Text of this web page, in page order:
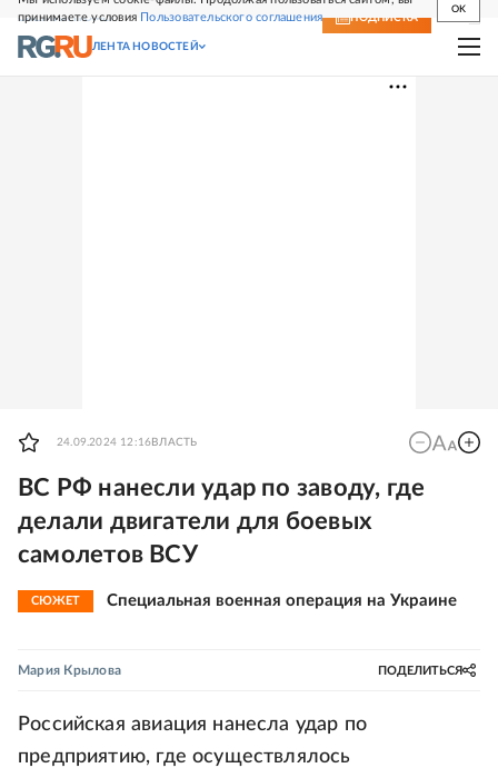
принимаете условия Пользовательского соглашения
OK
СВЕЖИЙ НОМЕР ПОДПИСКА
ЛЕНТА НОВОСТЕЙ
24.09.2024 12:16 ВЛАСТЬ
ВС РФ нанесли удар по заводу, где
делали двигатели для боевых
самолетов ВСУ
СЮЖЕТ Специальная военная операция на Украине
Мария Крылова ПОДЕЛИТЬСЯ
Российская авиация нанесла удар по
предприятию, где осуществлялось